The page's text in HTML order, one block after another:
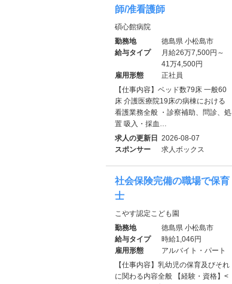
師/准看護師
碩心館病院
勤務地
徳島県 小松島市
給与タイプ
月給26万7,500円～
41万4,500円
雇用形態
正社員
【仕事内容】ベッド数79床 一般60
床 介護医療院19床の病棟における
看護業務全般 ・診察補助、問診、処
置 吸入・採血…
求人の更新日 2026-08-07
スポンサー
求人ボックス
社会保険完備の職場で保育
士
こやす認定こども園
勤務地
徳島県 小松島市
給与タイプ
時給1,046円
雇用形態
アルバイト・パート
【仕事内容】乳幼児の保育及びそれ
に関わる内容全般 【経験・資格】<